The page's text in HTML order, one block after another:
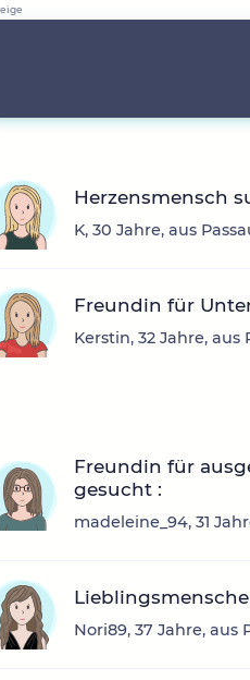
Herzensmensch
K, 30 Jahre, aus
Freundin für
Kerstin, 32 Jahre, aus
Freundin für
gesucht :
madeleine_94, 31
Nori89, 37 Jahre, aus